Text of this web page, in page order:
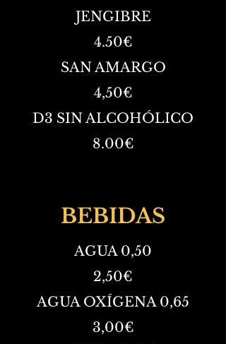
JENGIBRE
4.50€
SAN AMARGO
4,50€
D3 SIN ALCOHÓLICO
8.00€
BEBIDAS
AGUA 0,50
2,50€
AGUA OXÍGENA 0,65
3,00€